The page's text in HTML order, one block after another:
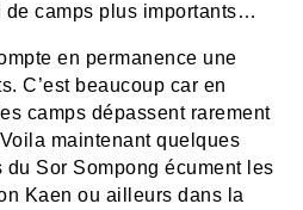
camps plus importants…
en permanence une
C’est beaucoup car en
camps dépassent rarement
maintenant quelques
Sor Sompong écument les
Kaen ou ailleurs dans la